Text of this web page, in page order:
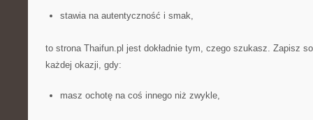
stawia na autentyczność i smak,
to strona Thaifun.pl jest dokładnie tym, czego szukasz. Zapisz
każdej okazji, gdy:
masz ochotę na coś innego niż zwykle,